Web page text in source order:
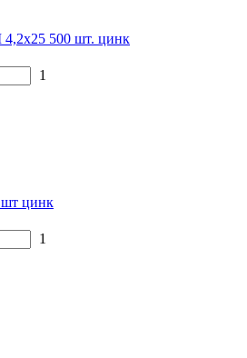
500 шт. цинк
1
цинк
1